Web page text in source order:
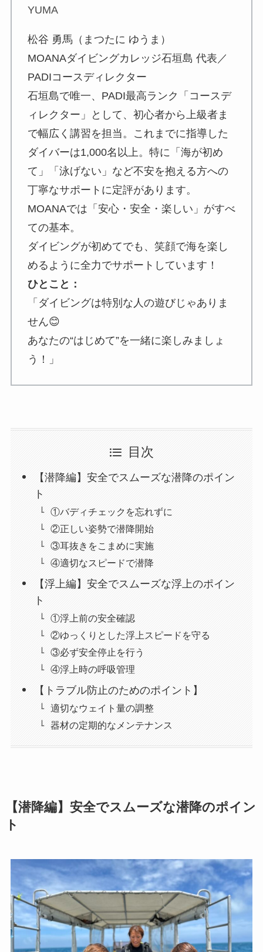
YUMA
松谷 勇馬（まつたに ゆうま）
MOANAダイビングカレッジ石垣島 代表／
PADIコースディレクター
石垣島で唯一、PADI最高ランク「コースデ
ィレクター」として、初心者から上級者ま
で幅広く講習を担当。これまでに指導した
ダイバーは1,000名以上。特に「海が初め
て」「泳げない」など不安を抱える方への
丁寧なサポートに定評があります。
MOANAでは「安心・安全・楽しい」がすべ
ての基本。
ダイビングが初めてでも、笑顔で海を楽し
めるように全力でサポートしています！
ひとこと：
「ダイビングは特別な人の遊びじゃありま
せん😊
あなたの“はじめて”を一緒に楽しみましょ
う！」
目次
【潜降編】安全でスムーズな潜降のポイン
ト
①バディチェックを忘れずに
②正しい姿勢で潜降開始
③耳抜きをこまめに実施
④適切なスピードで潜降
【浮上編】安全でスムーズな浮上のポイン
ト
①浮上前の安全確認
②ゆっくりとした浮上スピードを守る
③必ず安全停止を行う
④浮上時の呼吸管理
【トラブル防止のためのポイント】
適切なウェイト量の調整
器材の定期的なメンテナンス
【潜降編】安全でスムーズな潜降のポイン
ト